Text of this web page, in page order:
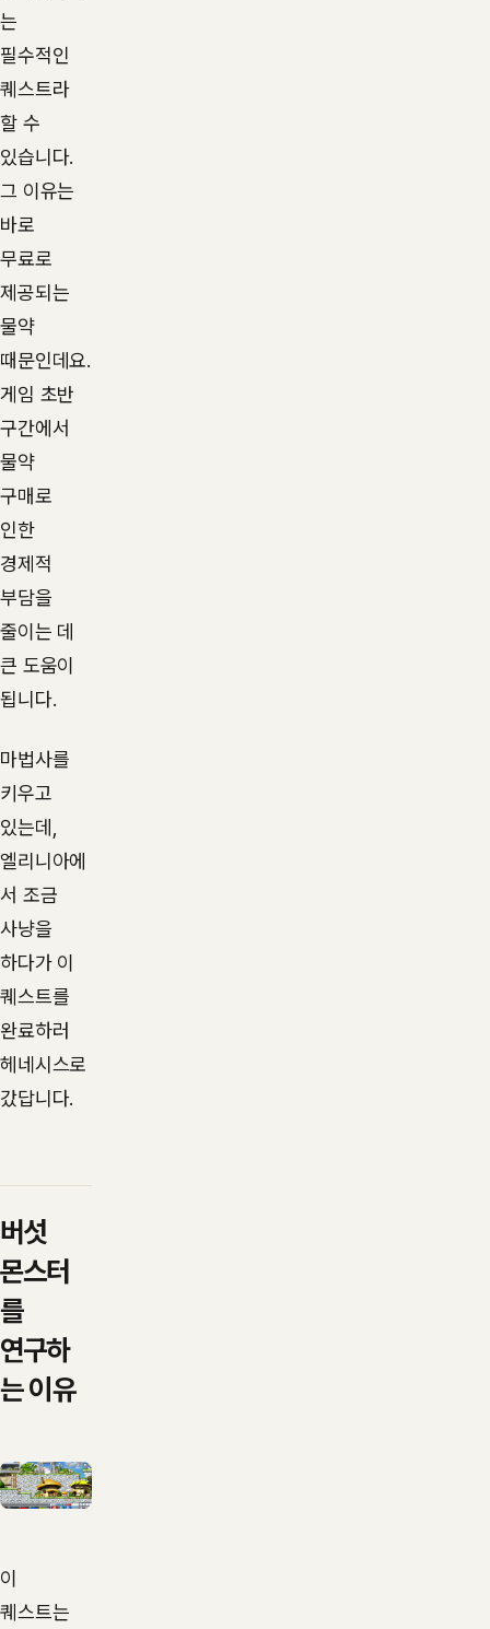
는
필수적인
퀘스트라
할 수
있습니다.
그 이유는
바로
무료로
제공되는
물약
때문인데요.
게임 초반
구간에서
물약
구매로
인한
경제적
부담을
줄이는 데
큰 도움이
됩니다.
마법사를
키우고
있는데,
엘리니아에
서 조금
사냥을
하다가 이
퀘스트를
완료하러
헤네시스로
갔답니다.
버섯
몬스터
를
연구하
는 이유
이
퀘스트는